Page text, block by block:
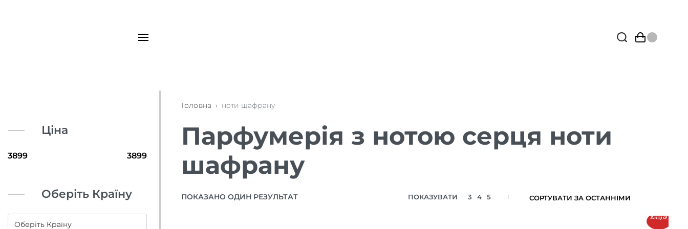
Ціна
Оберіть Країну
Головна › ноти шафрану
Парфумерія з нотою серця ноти
шафрану
ПОКАЗАНО ОДИН РЕЗУЛЬТАТ ПОКАЗУВАТИ 3 4 5
Акція!